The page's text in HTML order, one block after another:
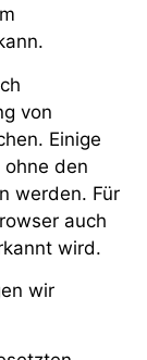
von
Einige
ohne den
werden. Für
auch
wird.
wir